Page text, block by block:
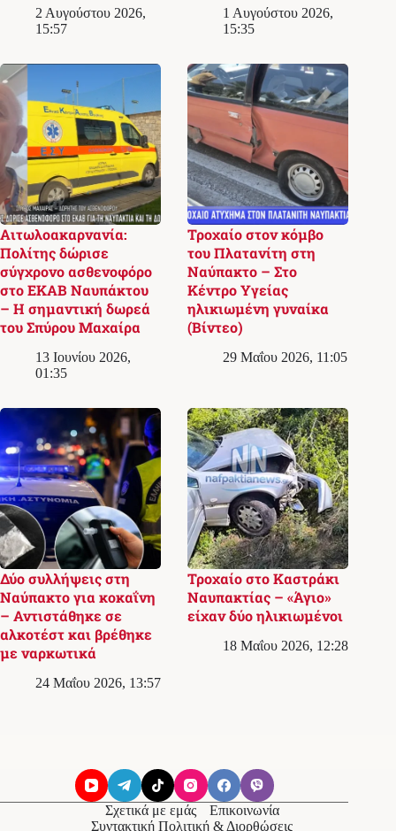
2 Αυγούστου 2026,
15:57
1 Αυγούστου 2026,
15:35
Αιτωλοακαρνανία:
Πολίτης δώρισε
σύγχρονο ασθενοφόρο
στο ΕΚΑΒ Ναυπάκτου
– Η σημαντική δωρεά
του Σπύρου Μαχαίρα
13 Ιουνίου 2026,
01:35
Τροχαίο στον κόμβο
του Πλατανίτη στη
Ναύπακτο – Στο
Κέντρο Υγείας
ηλικιωμένη γυναίκα
(Βίντεο)
29 Μαΐου 2026, 11:05
Δύο συλλήψεις στη
Ναύπακτο για κοκαΐνη
– Αντιστάθηκε σε
αλκοτέστ και βρέθηκε
με ναρκωτικά
24 Μαΐου 2026, 13:57
Τροχαίο στο Καστράκι
Ναυπακτίας – «Άγιο»
είχαν δύο ηλικιωμένοι
18 Μαΐου 2026, 12:28
Σχετικά με εμάς
Επικοινωνία
Συντακτική Πολιτική & Διορθώσεις